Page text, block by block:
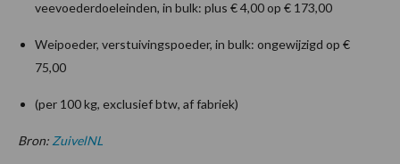
veevoederdoeleinden, in bulk: plus € 4,00 op € 173,00
Weipoeder, verstuivingspoeder, in bulk: ongewijzigd op €
75,00
(per 100 kg, exclusief btw, af fabriek)
Bron: ZuivelNL